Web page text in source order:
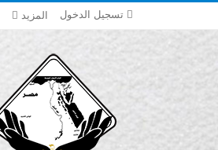
تسجيل الدخول المزيد